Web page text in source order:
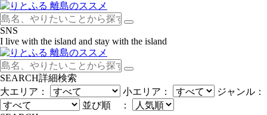
SNS
I live with the island and stay with the island
SEARCH詳細検索
大エリア：
小エリア：
ジャンル：
並び順 ：